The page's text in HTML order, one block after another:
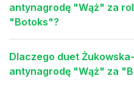
antynagrodę "Wąż" za
"Botoks"?
Dlaczego duet
antynagrodę "Wąż" za